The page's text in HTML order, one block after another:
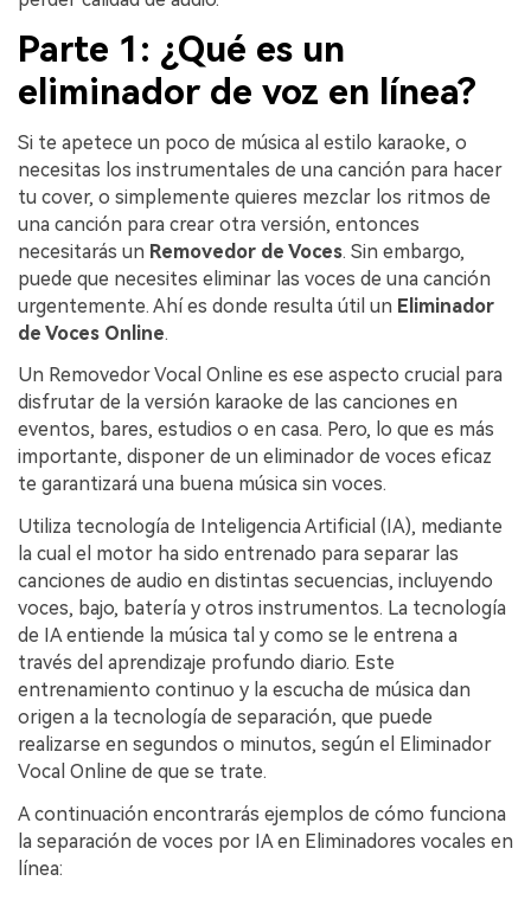
Parte 1: ¿Qué es un
eliminador de voz en línea?
Si te apetece un poco de música al estilo karaoke, o
necesitas los instrumentales de una canción para hacer
tu cover, o simplemente quieres mezclar los ritmos de
una canción para crear otra versión, entonces
necesitarás un Removedor de Voces. Sin embargo,
puede que necesites eliminar las voces de una canción
urgentemente. Ahí es donde resulta útil un Eliminador
de Voces Online.
Un Removedor Vocal Online es ese aspecto crucial para
disfrutar de la versión karaoke de las canciones en
eventos, bares, estudios o en casa. Pero, lo que es más
importante, disponer de un eliminador de voces eficaz
te garantizará una buena música sin voces.
Utiliza tecnología de Inteligencia Artificial (IA), mediante
la cual el motor ha sido entrenado para separar las
canciones de audio en distintas secuencias, incluyendo
voces, bajo, batería y otros instrumentos. La tecnología
de IA entiende la música tal y como se le entrena a
través del aprendizaje profundo diario. Este
entrenamiento continuo y la escucha de música dan
origen a la tecnología de separación, que puede
realizarse en segundos o minutos, según el Eliminador
Vocal Online de que se trate.
A continuación encontrarás ejemplos de cómo funciona
la separación de voces por IA en Eliminadores vocales en
línea: